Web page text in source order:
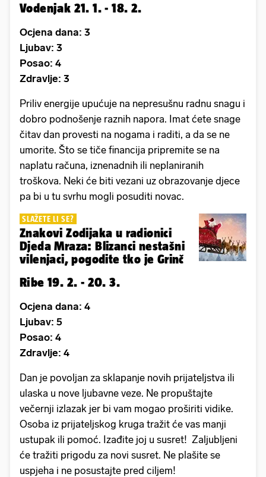
Vodenjak 21. 1. - 18. 2.
Ocjena dana: 3
Ljubav: 3
Posao: 4
Zdravlje: 3
Priliv energije upućuje na nepresušnu radnu snagu i
dobro podnošenje raznih napora. Imat ćete snage
čitav dan provesti na nogama i raditi, a da se ne
umorite. Što se tiče financija pripremite se na
naplatu računa, iznenadnih ili neplaniranih
troškova. Neki će biti vezani uz obrazovanje djece
pa bi u tu svrhu mogli posuditi novac.
SLAŽETE LI SE?
Znakovi Zodijaka u radionici
Djeda Mraza: Blizanci nestašni
vilenjaci, pogodite tko je Grinč
Ribe 19. 2. - 20. 3.
Ocjena dana: 4
Ljubav: 5
Posao: 4
Zdravlje: 4
Dan je povoljan za sklapanje novih prijateljstva ili
ulaska u nove ljubavne veze. Ne propuštajte
večernji izlazak jer bi vam mogao proširiti vidike.
Osoba iz prijateljskog kruga tražit će vas manji
ustupak ili pomoć. Izađite joj u susret! Zaljubljeni
će tražiti prigodu za novi susret. Ne plašite se
uspjeha i ne posustajte pred ciljem!